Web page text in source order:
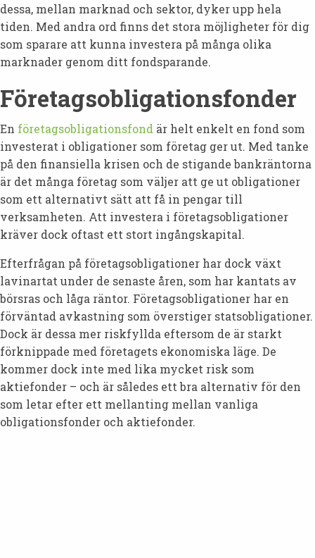
dessa, mellan marknad och sektor, dyker upp hela
tiden. Med andra ord finns det stora möjligheter för dig
som sparare att kunna investera på många olika
marknader genom ditt fondsparande.
Företagsobligationsfonder
En företagsobligationsfond är helt enkelt en fond som
investerat i obligationer som företag ger ut. Med tanke
på den finansiella krisen och de stigande bankräntorna
är det många företag som väljer att ge ut obligationer
som ett alternativt sätt att få in pengar till
verksamheten. Att investera i företagsobligationer
kräver dock oftast ett stort ingångskapital.
Efterfrågan på företagsobligationer har dock växt
lavinartat under de senaste åren, som har kantats av
börsras och låga räntor. Företagsobligationer har en
förväntad avkastning som överstiger statsobligationer.
Dock är dessa mer riskfyllda eftersom de är starkt
förknippade med företagets ekonomiska läge. De
kommer dock inte med lika mycket risk som
aktiefonder – och är således ett bra alternativ för den
som letar efter ett mellanting mellan vanliga
obligationsfonder och aktiefonder.